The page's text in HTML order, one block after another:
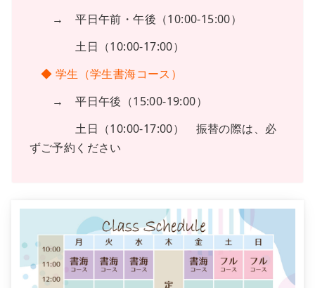
→ 平日午前・午後（10:00-15:00）
土日（10:00-17:00）
◆ 学生（学生書海コース）
→ 平日午後（15:00-19:00）
土日（10:00-17:00） 振替の際は、必
ずご予約ください